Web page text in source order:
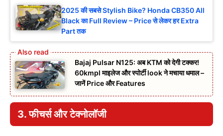
2025 की सबसे Stylish Bike? Honda CB350 All
Black का Full Review – Price से लेकर हर Extra
Part तक
Bajaj Pulsar N125: अब KTM को देगी टक्कर!
60kmpl माइलेज और स्पोर्टी look ने मचाया धमाल –
जानें Price और Features
3. फीचर्स और टेक्नोलॉजी